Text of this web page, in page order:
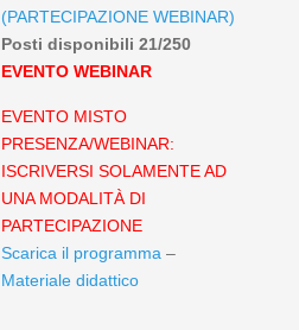
(PARTECIPAZIONE WEBINAR)
Posti disponibili 21/250
EVENTO WEBINAR
EVENTO MISTO
PRESENZA/WEBINAR:
ISCRIVERSI SOLAMENTE AD
UNA MODALITÀ DI
PARTECIPAZIONE
Scarica il programma –
Materiale didattico